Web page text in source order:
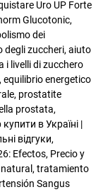
Uro UP Forte
Glucotonic,
dei
degli zuccheri, aiuto
i livelli di zucchero
equilibrio energetico
prostatite
prostata,
в Україні |
відгуки,
Efectos, Precio y
natural, tratamiento
Sangus